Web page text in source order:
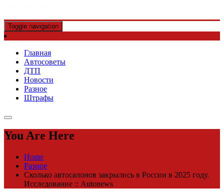
Toggle navigation
Главная
Автосоветы
ДТП
Новости
Разное
Штрафы
You Are Here
Home
Разное
Сколько автосалонов закрылись в России в 2025 году.
Исследование :: Autonews